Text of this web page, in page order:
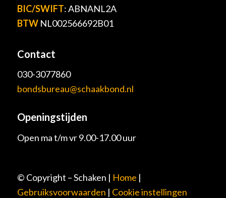
BIC/SWIFT: ABNANL2A
BTWNL002566692B01
Contact
030-3077860
bondsbureau@schaakbond.nl
Openingstijden
Open ma t/m vr 9.00-17.00 uur
© Copyright – Schaken | Home |
Gebruiksvoorwaarden | Cookie instellingen